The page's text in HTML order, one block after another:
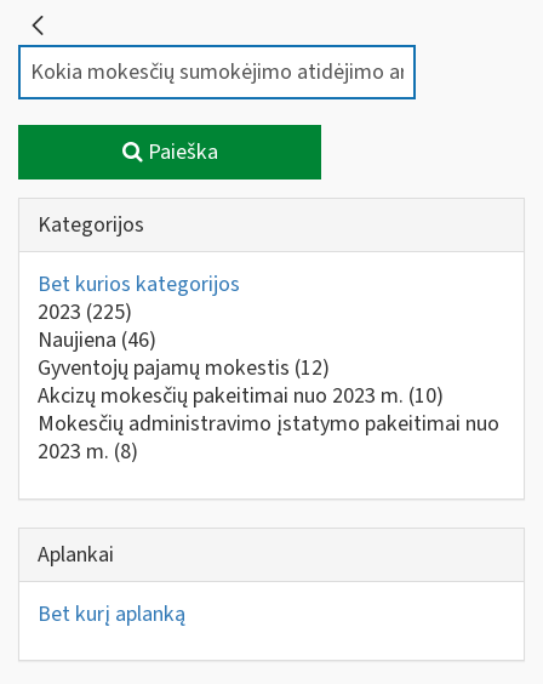
Paieška
Kategorijos
Bet kurios kategorijos
2023 (225)
Naujiena (46)
Gyventojų pajamų mokestis (12)
Akcizų mokesčių pakeitimai nuo 2023 m. (10)
Mokesčių administravimo įstatymo pakeitimai nuo
2023 m. (8)
Aplankai
Bet kurį aplanką